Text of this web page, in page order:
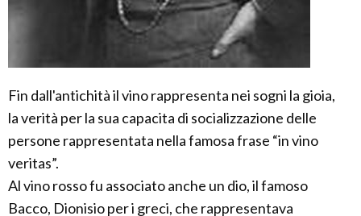
Fin dall'antichità il vino rappresenta nei sogni la gioia,
la verità per la sua capacita di socializzazione delle
persone rappresentata nella famosa frase “in vino
veritas”.
Al vino rosso fu associato anche un dio, il famoso
Bacco, Dionisio per i greci, che rappresentava